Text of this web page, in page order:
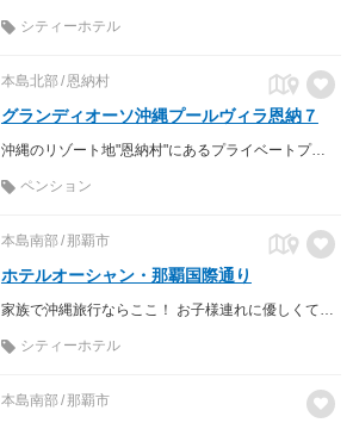
シティーホテル
本島北部 恩納村
グランディオーソ沖縄プールヴィラ恩納７
沖縄のリゾート地"恩納村"にあるプライベートプール付きリゾートヴィラホテル。
ペンション
本島南部 那覇市
ホテルオーシャン・那覇国際通り
シティーホテル
本島南部 那覇市